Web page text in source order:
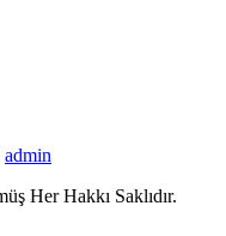
admin
Her Hakkı Saklıdır.